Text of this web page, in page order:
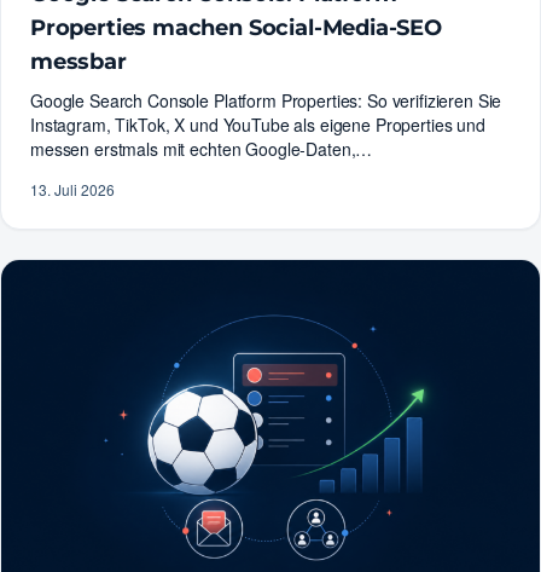
Properties machen Social-Media-SEO
messbar
Google Search Console Platform Properties: So verifizieren Sie
Instagram, TikTok, X und YouTube als eigene Properties und
messen erstmals mit echten Google-Daten,…
13. Juli 2026